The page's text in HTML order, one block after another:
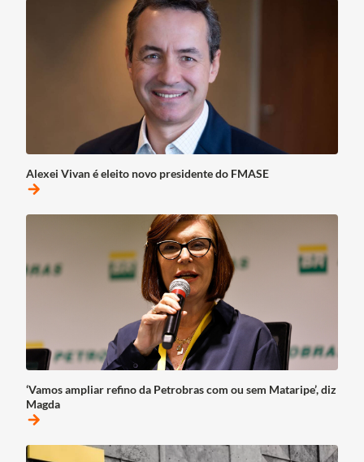
Alexei Vivan é eleito novo presidente do FMASE
arrow_forward
‘Vamos ampliar refino da Petrobras com ou sem Mataripe’, diz
Magda
arrow_forward